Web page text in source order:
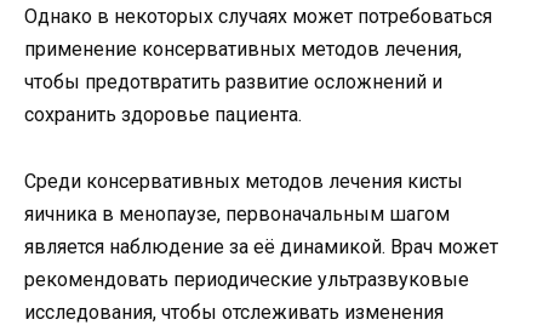
Однако в некоторых случаях может потребоваться
применение консервативных методов лечения,
чтобы предотвратить развитие осложнений и
сохранить здоровье пациента.
Среди консервативных методов лечения кисты
яичника в менопаузе, первоначальным шагом
является наблюдение за её динамикой. Врач может
рекомендовать периодические ультразвуковые
исследования, чтобы отслеживать изменения